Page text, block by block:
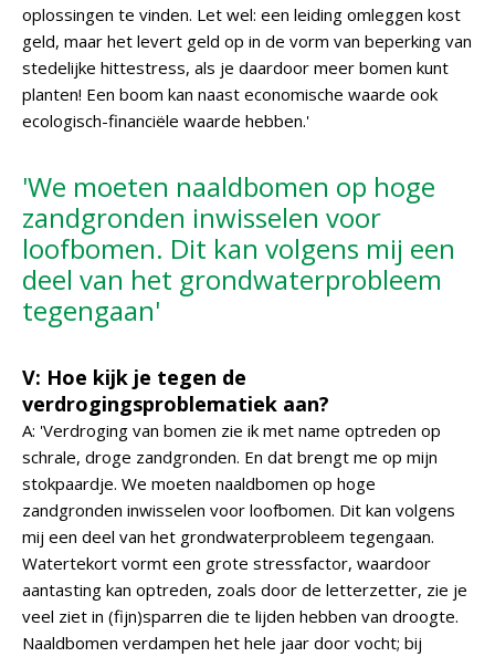
oplossingen te vinden. Let wel: een leiding omleggen kost
geld, maar het levert geld op in de vorm van beperking van
stedelijke hittestress, als je daardoor meer bomen kunt
planten! Een boom kan naast economische waarde ook
ecologisch-financiële waarde hebben.'
'We moeten naaldbomen op hoge
zandgronden inwisselen voor
loofbomen. Dit kan volgens mij een
deel van het grondwaterprobleem
tegengaan'
V: Hoe kijk je tegen de
verdrogingsproblematiek aan?
A: 'Verdroging van bomen zie ik met name optreden op
schrale, droge zandgronden. En dat brengt me op mijn
stokpaardje. We moeten naaldbomen op hoge
zandgronden inwisselen voor loofbomen. Dit kan volgens
mij een deel van het grondwaterprobleem tegengaan.
Watertekort vormt een grote stressfactor, waardoor
aantasting kan optreden, zoals door de letterzetter, zie je
veel ziet in (fijn)sparren die te lijden hebben van droogte.
Naaldbomen verdampen het hele jaar door vocht; bij